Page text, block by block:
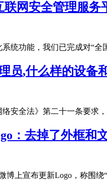
联网安全管理服务
统功能，我们已完成对“
员,什么样的设备
安全法》第二十一条要求
：去掉了外框和
博上宣布更新Logo，称围